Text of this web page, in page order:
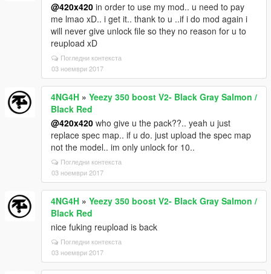
@420x420 in order to use my mod.. u need to pay
me lmao xD.. i get it.. thank to u ..if i do mod again i
will never give unlock file so they no reason for u to
reupload xD
Погледни контекста
03 ноември 2017
4NG4H » Yeezy 350 boost V2- Black Gray Salmon /
Black Red
@420x420 who give u the pack??.. yeah u just
replace spec map.. if u do. just upload the spec map
not the model.. im only unlock for 10..
Погледни контекста
03 ноември 2017
4NG4H » Yeezy 350 boost V2- Black Gray Salmon /
Black Red
nice fuking reupload is back
Погледни контекста
03 ноември 2017